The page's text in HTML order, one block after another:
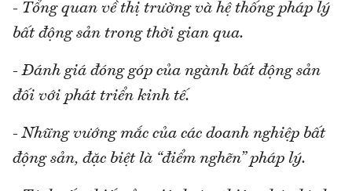
- Tổng quan về thị trường và hệ thống pháp lý
bất động sản trong thời gian qua.
- Đánh giá đóng góp của ngành bất động sản
đối với phát triển kinh tế.
- Những vướng mắc của các doanh nghiệp bất
động sản, đặc biệt là “điểm nghẽn” pháp lý.